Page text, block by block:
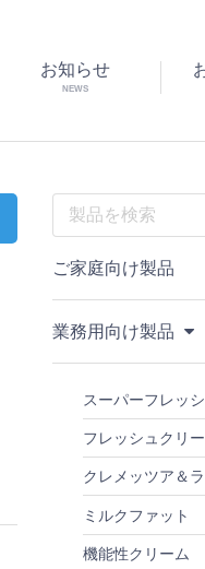
お知らせ
NEWS
ご家庭向け製品
業務用向け製品
スーパーフレッ
フレッシュクリ
クレメッツア＆
ミルクファット
機能性クリーム